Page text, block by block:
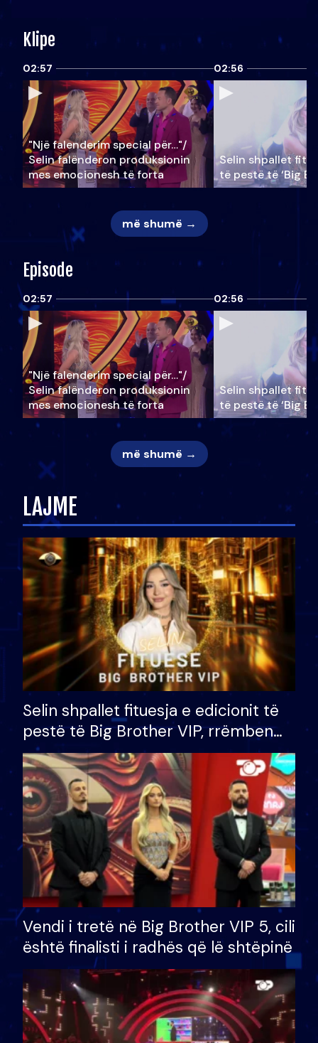
Klipe
02:57
"Një falenderim special për…"/
Selin falënderon produksionin
mes emocionesh të forta
02:56
Selin shpallet
të pestë të ‘Big
më shumë →
Episode
02:57
"Një falenderim special për…"/
Selin falënderon produksionin
mes emocionesh të forta
02:56
Selin shpallet
të pestë të ‘Big
më shumë →
LAJME
Selin shpallet fituesja e edicionit të
pestë të Big Brother VIP, rrëmben
çmimin e madh prej 100 mijë eurosh
Vendi i tretë në Big Brother VIP 5, cili
është finalisti i radhës që lë shtëpinë